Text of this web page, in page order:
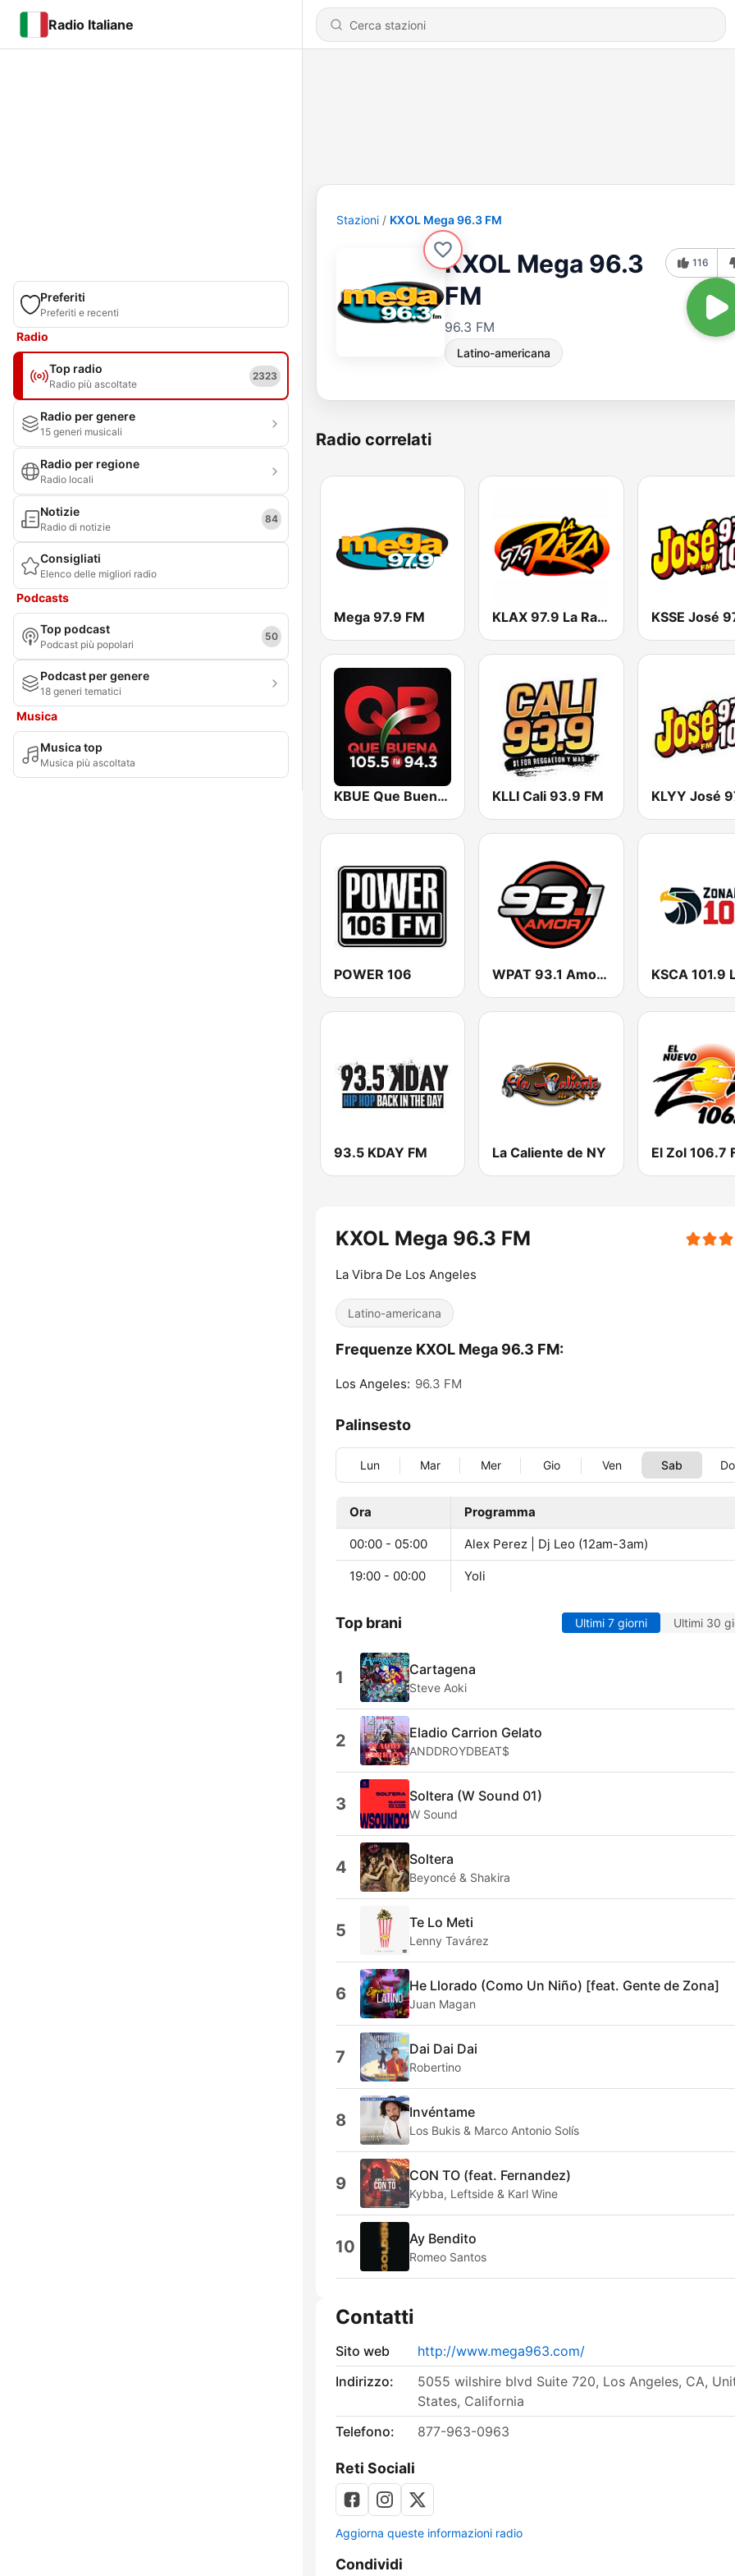
Radio Italiane
Preferiti
Preferiti e recenti
Radio
Top radio
Radio più ascoltate
2323
Radio per genere
15 generi musicali
Radio per regione
Radio locali
Notizie
Radio di notizie
84
Consigliati
Elenco delle migliori radio
Podcasts
Top podcast
Podcast più popolari
50
Podcast per genere
18 generi tematici
Musica
Musica top
Musica più ascoltata
Stazioni KXOL Mega 96.3 FM
KXOL Mega 96.3
FM
96.3 FM
Latino-americana
116
Radio correlati
Mega 97.9 FM KLAX 97.9 La Raza FM
KBUE Que Buena 105.5 / 94.3 FM (US Only) KLLI Cali 93.9 FM
POWER 106 WPAT 93.1 Amor FM
93.5 KDAY FM La Caliente de NY El Zol 106.7
KXOL Mega 96.3 FM
La Vibra De Los Angeles
Latino-americana
Frequenze KXOL Mega 96.3 FM:
Los Angeles: 96.3 FM
Palinsesto
Lun Mar Mer Gio Ven Sab
Ora Programma
00:00 - 05:00 Alex Perez | Dj Leo (12am-3am)
19:00 - 00:00 Yoli
Top brani Ultimi 7 giorni Ultimi 30
1 Cartagena
Steve Aoki
2 Eladio Carrion Gelato
ANDDROYDBEAT$
3 Soltera (W Sound 01)
W Sound
4 Soltera
Beyoncé & Shakira
5 Te Lo Meti
Lenny Tavárez
6 He Llorado (Como Un Niño) [feat. Gente de Zona]
Juan Magan
7 Dai Dai Dai
Robertino
8 Invéntame
Los Bukis & Marco Antonio Solís
9 CON TO (feat. Fernandez)
Kybba, Leftside & Karl Wine
10 Ay Bendito
Romeo Santos
Contatti
Sito web
http://www.mega963.com/
Indirizzo:
5055 wilshire blvd Suite 720, Los Angeles, CA,
States, California
Telefono:
877-963-0963
Reti Sociali
Aggiorna queste informazioni radio
Condividi